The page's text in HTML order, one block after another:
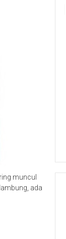
muncul
ada